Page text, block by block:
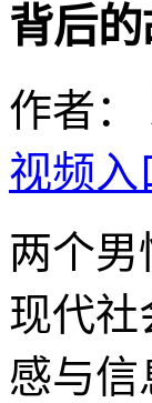
背后的
作者：
视频入
两个
现代社
感与信